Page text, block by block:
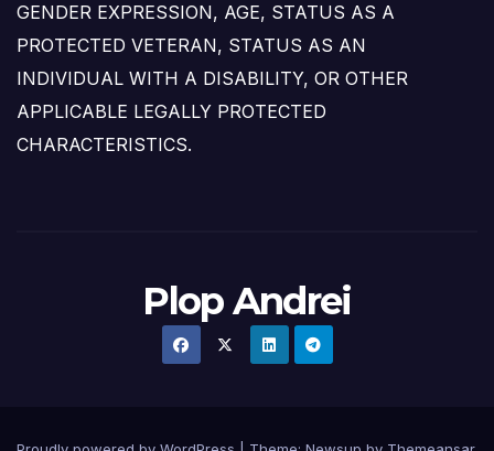
GENDER EXPRESSION, AGE, STATUS AS A
PROTECTED VETERAN, STATUS AS AN
INDIVIDUAL WITH A DISABILITY, OR OTHER
APPLICABLE LEGALLY PROTECTED
CHARACTERISTICS.
Plop Andrei